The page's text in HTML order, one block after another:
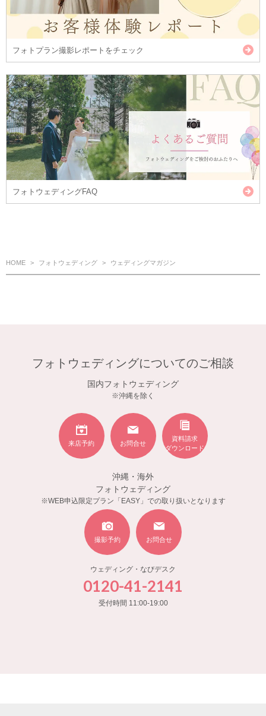
フォトプラン撮影レポートをチェック
フォトウェディングFAQ
HOME フォトウェディング ウェディングマガジン
フォトウェディングについてのご相談
国内フォトウェディング
※沖縄を除く
来店予約 お問合せ
資料請求
ダウンロード
沖縄・海外
フォトウェディング
※WEB申込限定プラン「EASY」での取り扱いとなります
撮影予約 お問合せ
ウェディング・なびデスク
0120-41-2141
受付時間 11:00-19:00